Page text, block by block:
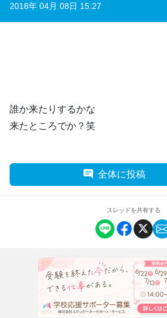
2018年 04月 08日 15:27
誰か来たりするかな
来たところでか？笑
全体に投稿
スレッドを共有する